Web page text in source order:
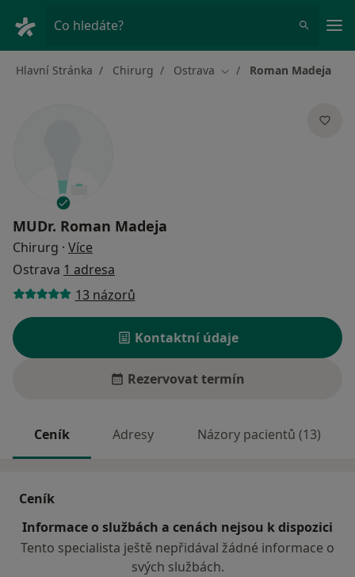
Co hledáte?
Hlavní Stránka Chirurg Ostrava Změna města
Roman Madeja
MUDr. Roman Madeja
Chirurg · Více
Ostrava 1 adresa
13 názorů
Kontaktní údaje
Rezervovat termín
Ceník Adresy Názory pacientů (13)
Ceník
Informace o službách a cenách nejsou k dispozici
Tento specialista ještě nepřidával žádné informace o
svých službách.